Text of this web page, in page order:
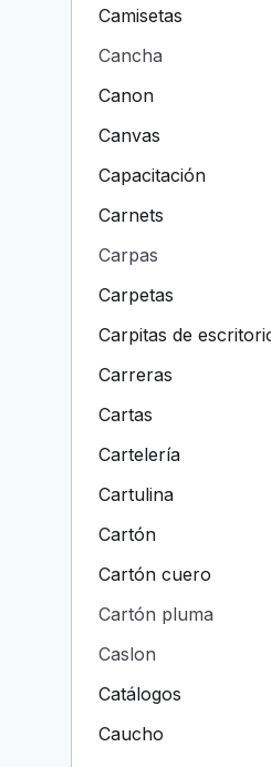
Camisetas
Cancha
Canon
Canvas
Capacitación
Carnets
Carpas
Carpetas
Carpitas de
Carreras
Cartas
Cartelería
Cartulina
Cartón
Cartón cuero
Cartón pluma
Caslon
Catálogos
Caucho